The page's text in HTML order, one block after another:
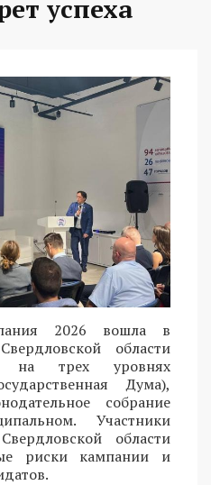
успеха
2026 вошла в
области
на трех уровнях
Дума),
собрание
Участники
области
риски кампании и